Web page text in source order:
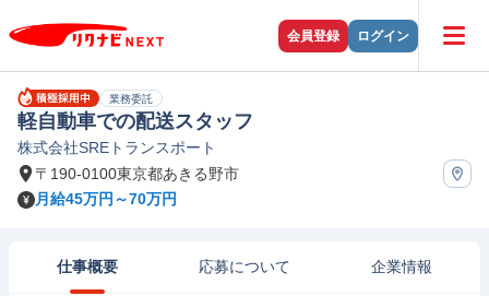
会員登録 ログイン
業務委託
軽自動車での配送スタッフ
株式会社SREトランスポート
〒190-0100東京都あきる野市
月給45万円～70万円
仕事概要 応募について 企業情報